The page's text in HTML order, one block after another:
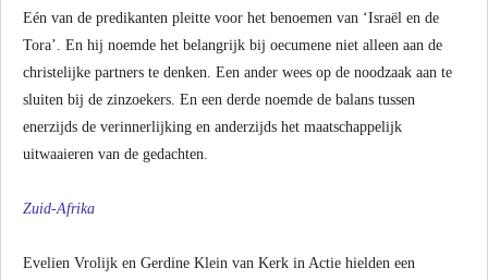
Eén van de predikanten pleitte voor het benoemen van ‘Israël en de
Tora’. En hij noemde het belangrijk bij oecumene niet alleen aan de
christelijke partners te denken. Een ander wees op de noodzaak aan te
sluiten bij de zinzoekers. En een derde noemde de balans tussen
enerzijds de verinnerlijking en anderzijds het maatschappelijk
uitwaaieren van de gedachten.
Zuid-Afrika
Evelien Vrolijk en Gerdine Klein van Kerk in Actie hielden een